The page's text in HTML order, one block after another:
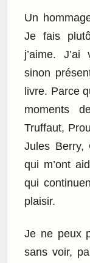
Un
Je fais
j’aime.
sinon
livre. Parce
moments
Truffaut,
Jules Berry,
qui m’ont
qui
plaisir.
Je ne peux
sans voir,